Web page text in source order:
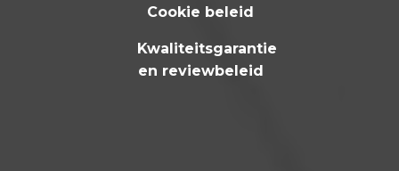
Cookie beleid
Kwaliteitsgarantie
en reviewbeleid